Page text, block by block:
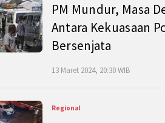
PM Mundur, Masa
Antara Kekuasaan
Bersenjata
13 Maret 2024, 20:30 WIB
Regional